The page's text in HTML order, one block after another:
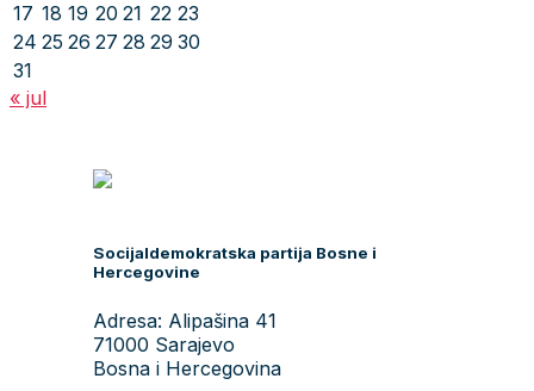
17 18 19 20 21 22 23
24 25 26 27 28 29 30
31
« jul
Socijaldemokratska partija Bosne i
Hercegovine
Adresa: Alipašina 41
71000 Sarajevo
Bosna i Hercegovina